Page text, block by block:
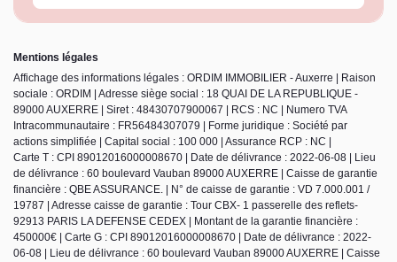
Mentions légales
Affichage des informations légales : ORDIM IMMOBILIER - Auxerre | Raison
sociale : ORDIM | Adresse siège social : 18 QUAI DE LA REPUBLIQUE -
89000 AUXERRE | Siret : 48430707900067 | RCS : NC | Numero TVA
Intracommunautaire : FR56484307079 | Forme juridique : Société par
actions simplifiée | Capital social : 100 000 | Assurance RCP : NC |
Carte T : CPI 89012016000008670 | Date de délivrance : 2022-06-08 | Lieu
de délivrance : 60 boulevard Vauban 89000 AUXERRE | Caisse de garantie
financière : QBE ASSURANCE. | N° de caisse de garantie : VD 7.000.001 /
19787 | Adresse caisse de garantie : Tour CBX- 1 passerelle des reflets-
92913 PARIS LA DEFENSE CEDEX | Montant de la garantie financière :
450000€ | Carte G : CPI 89012016000008670 | Date de délivrance : 2022-
06-08 | Lieu de délivrance : 60 boulevard Vauban 89000 AUXERRE | Caisse